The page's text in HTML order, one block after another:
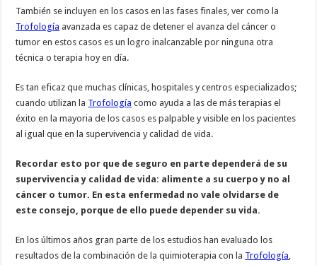
También se incluyen en los casos en las fases finales, ver como la
Trofología avanzada es capaz de detener el avanza del cáncer o
tumor en estos casos es un logro inalcanzable por ninguna otra
técnica o terapia hoy en día.
Es tan eficaz que muchas clínicas, hospitales y centros especializados;
cuando utilizan la Trofología como ayuda a las de más terapias el
éxito en la mayoria de los casos es palpable y visible en los pacientes
al igual que en la supervivencia y calidad de vida.
Recordar esto por que de seguro en parte dependerá de su
supervivencia y calidad de vida: alimente a su cuerpo y no al
cáncer o tumor. En esta enfermedad no vale olvidarse de
este consejo, porque de ello puede depender su vida.
En los últimos años gran parte de los estudios han evaluado los
resultados de la combinación de la quimioterapia con la Trofología,